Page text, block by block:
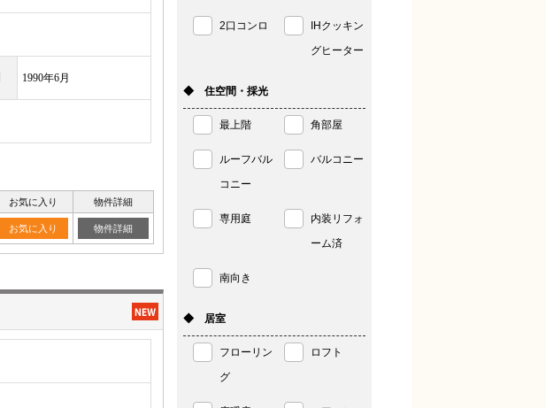
1990年6月
お気に入り 物件詳細
お気に入り 物件詳細
2口コンロ
IHクッキン
グヒーター
◆ 住空間・採光
最上階 角部屋
ルーフバル
コニー
バルコニー
専用庭
内装リフォ
ーム済
南向き
◆ 居室
フローリン
グ
ロフト